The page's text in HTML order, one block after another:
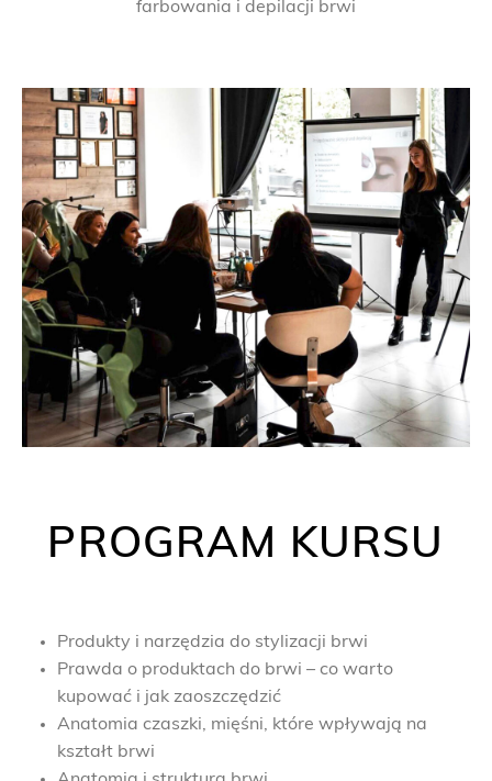
farbowania i depilacji brwi
PROGRAM KURSU
Produkty i narzędzia do stylizacji brwi
Prawda o produktach do brwi – co warto
kupować i jak zaoszczędzić
Anatomia czaszki, mięśni, które wpływają na
kształt brwi